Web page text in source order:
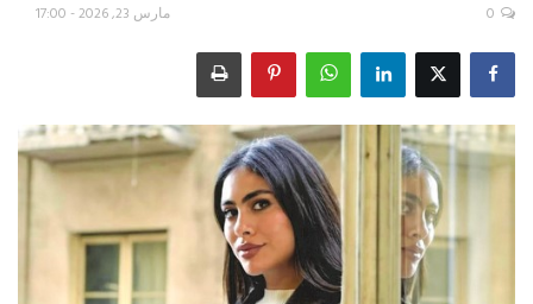
اقتصاد
علوم وتكنولوجيا
مارس 23, 2026 - 17:00 0